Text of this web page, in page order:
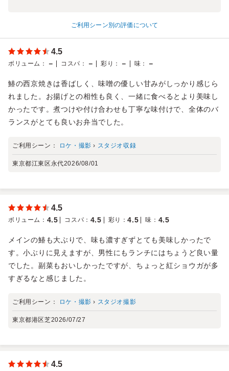
ご利用シーン別の評価について
4.5
ボリューム ： － コスパ ： － 彩り ： － 味 ： －
鰆の西京焼きは香ばしく、味噌の優しい甘みがしっかり感じら
れました。お揚げとの相性も良く、一緒に食べるとより美味し
かったです。煮つけや付け合わせも丁寧な味付けで、全体のバ
ランスがとても良いお弁当でした。
ご利用シーン： ロケ・撮影 › スタジオ収録
東京都江東区永代2026/08/01
4.5
ボリューム ： 4.5 コスパ ： 4.5 彩り ：4.5 味 ： 4.5
メインの鰆も大ぶりで、味も濃すぎずとても美味しかったで
す。小ぶりに見えますが、男性にもランチにはちょうど良い量
でした。副菜もおいしかったですが、ちょっと紅ショウガが多
すぎるなと感じました。
ご利用シーン： ロケ・撮影 › スタジオ撮影
東京都港区芝2026/07/27
4.5